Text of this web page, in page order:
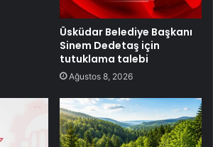
Üsküdar Belediye Başkanı
Sinem Dedetaş için
tutuklama talebi
Ağustos 8, 2026